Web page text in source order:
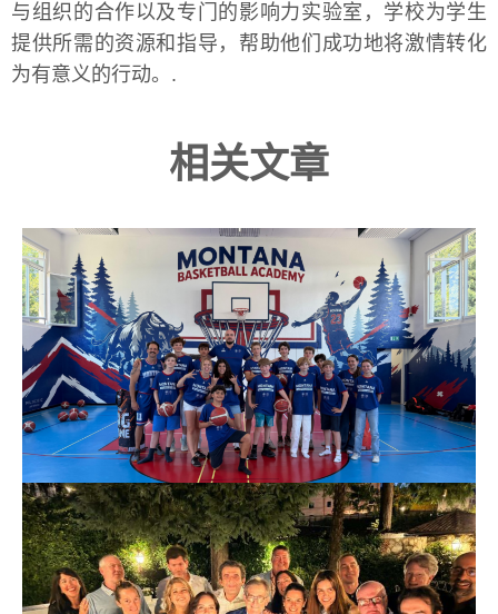
与组织的合作以及专门的影响力实验室，学校为学生
提供所需的资源和指导，帮助他们成功地将激情转化
为有意义的行动。.
相关文章